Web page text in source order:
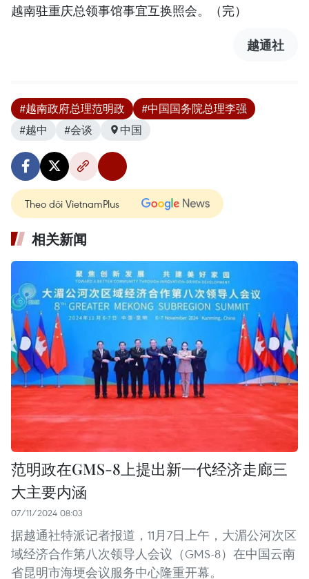
越南驻重庆总领事馆事宜互换照会。（完）
越通社
#越南政府总理范明政
#中国国务院总理李强
#越中
#会谈 中国
Theo dõi VietnamPlus
相关新闻
范明政在GMS-8上提出新一代经济走廊三
大主要内涵
07/11/2024 08:03
据越通社特派记者报道，11月7日上午，大湄公河次区
域经济合作第八次领导人会议（GMS-8）在中国云南
省昆明市海埂会议服务中心隆重开幕。